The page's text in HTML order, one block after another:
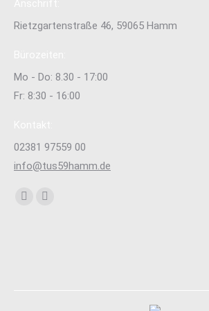
Rietzgartenstraße 46, 59065 Hamm
Mo - Do: 8.30 - 17:00
Fr: 8:30 - 16:00
02381 97559 00
info@tus59hamm.de
Finden Sie uns auf: